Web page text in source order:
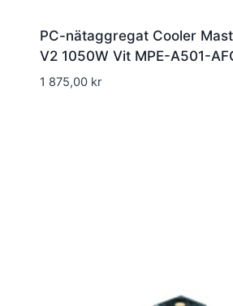
PC-nätaggregat Cooler
V2 1050W Vit MPE-A501-
1 875,00 kr